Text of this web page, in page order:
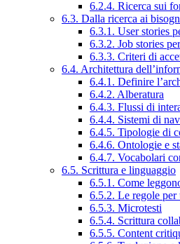
6.2.4. Ricerca sui
6.3. Dalla ricerca ai
6.3.1. User stories
6.3.2. Job stories
6.3.3. Criteri di
6.4. Architettura
6.4.1. Definire
6.4.2. Alberatura
6.4.3. Flussi di
6.4.4. Sistemi di
6.4.5. Tipologie di
6.4.6. Ontologie e
6.4.7. Vocabolari
6.5. Scrittura e linguaggio
6.5.1. Come
6.5.2. Le regole
6.5.3. Microtesti
6.5.4. Scrittura
6.5.5. Content